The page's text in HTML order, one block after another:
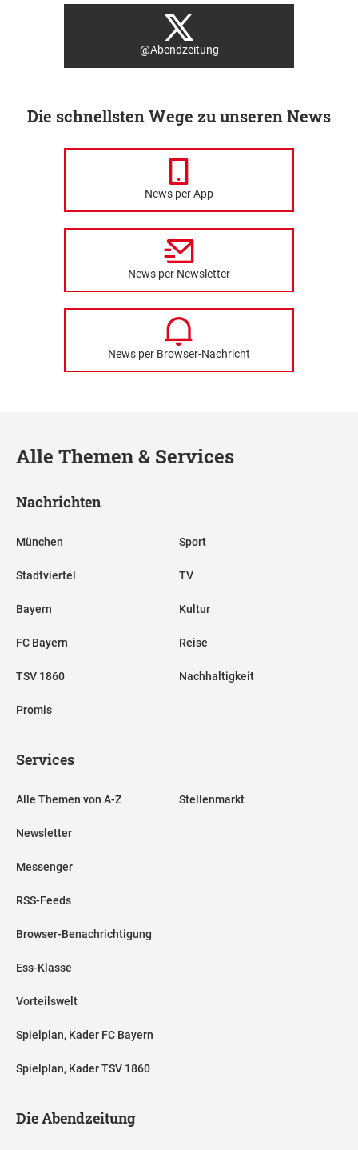
@Abendzeitung
Die schnellsten Wege zu unseren News
News per App
News per Newsletter
News per Browser-Nachricht
Alle Themen & Services
Nachrichten
München
Stadtviertel
Bayern
FC Bayern
TSV 1860
Promis
Sport
TV
Kultur
Reise
Nachhaltigkeit
Services
Alle Themen von A-Z
Newsletter
Messenger
RSS-Feeds
Browser-Benachrichtigung
Ess-Klasse
Vorteilswelt
Spielplan, Kader FC Bayern
Spielplan, Kader TSV 1860
Stellenmarkt
Die Abendzeitung